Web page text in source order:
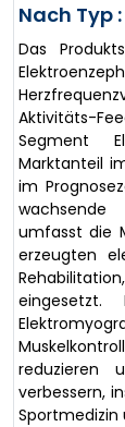
Nach Typ :
Das
Aktivitäts-
Segment
Marktanteil
im
wachsende
umfasst die
erzeugten
reduzieren
verbessern,
Sportmedizin